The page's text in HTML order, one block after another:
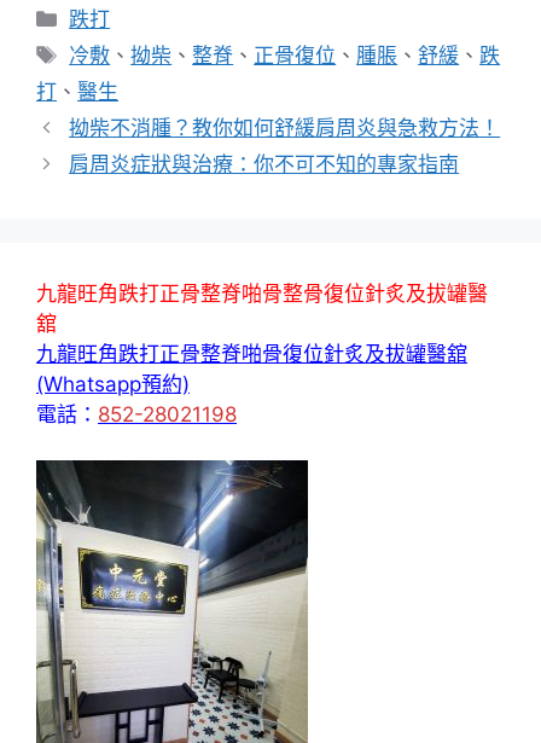
分
類
跌打
標
籤
冷敷 、拗柴 、整脊 、 正骨復位 、 腫脹 、舒緩 、 跌
打 、 醫生
拗柴不消腫？教你如何舒緩肩周炎與急救方法！
肩周炎症狀與治療：你不可不知的專家指南
九龍旺角跌打正骨整脊啪骨整骨復位針炙及拔罐醫
舘
九龍旺角跌打正骨整脊啪骨復位針炙及拔罐醫舘
(Whatsapp預約)
電話： 852-28021198